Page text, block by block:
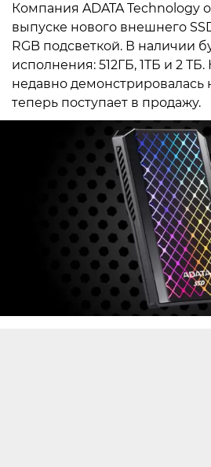
Компания ADATA Technology
выпуске нового внешнего
RGB подсветкой. В наличии
исполнения: 512ГБ, 1ТБ и 2
недавно демонстрировалась
теперь поступает в продажу.